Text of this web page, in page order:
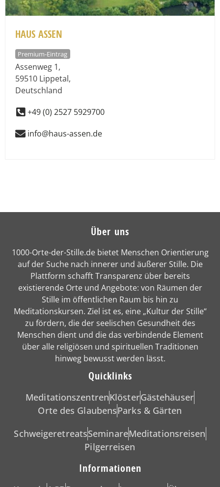
HAUS ASSEN
Premium-Eintrag
Assenweg 1,
59510 Lippetal,
Deutschland
+49 (0) 2527 5929700
info@haus-assen.de
Über uns
1000-Orte-der-Stille.de bietet Menschen Orientierung
auf der Suche nach innerer und äußerer Stille. Die
Plattform schafft Transparenz über bereits
existierende Orte und Angebote: von Räumen der
Stille im öffentlichen Raum bis hin zu
Meditationskursen. Ziel ist es, eine „Kultur der Stille“
zu fördern, die der seelischen Gesundheit des
Menschen dient und die das verbindende Element
über alle religiösen und spirituellen Traditionen
hinweg bewusst werden lässt.
Quicklinks
MeditationszentrenKlösterGästehäuser
Orte des GlaubensParks & Gärten
SchweigeretreatsSeminareMeditationsreisen
Pilgerreisen
Informationen